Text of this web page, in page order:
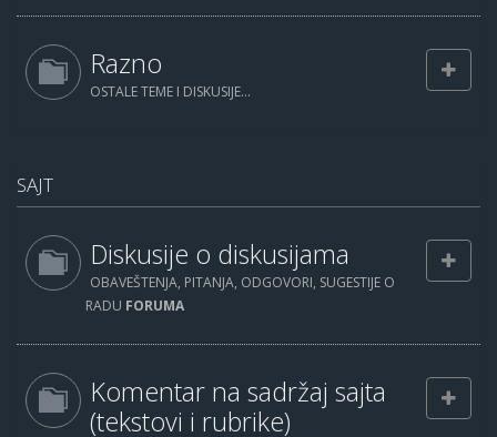
Razno
OSTALE TEME I DISKUSIJE...
SAJT
Diskusije o diskusijama
OBAVEŠTENJA, PITANJA, ODGOVORI, SUGESTIJE O
RADU FORUMA
Komentar na sadržaj sajta
(tekstovi i rubrike)